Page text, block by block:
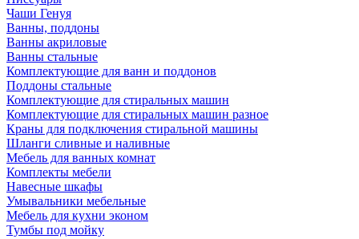
Чаши Генуя
Ванны, поддоны
Ванны акриловые
Ванны стальные
Комплектующие для ванн и поддонов
Поддоны стальные
Комплектующие для стиральных машин
Комплектующие для стиральных машин разное
Краны для подключения стиральной машины
Шланги сливные и наливные
Мебель для ванных комнат
Комплекты мебели
Навесные шкафы
Умывальники мебельные
Мебель для кухни эконом
Тумбы под мойку